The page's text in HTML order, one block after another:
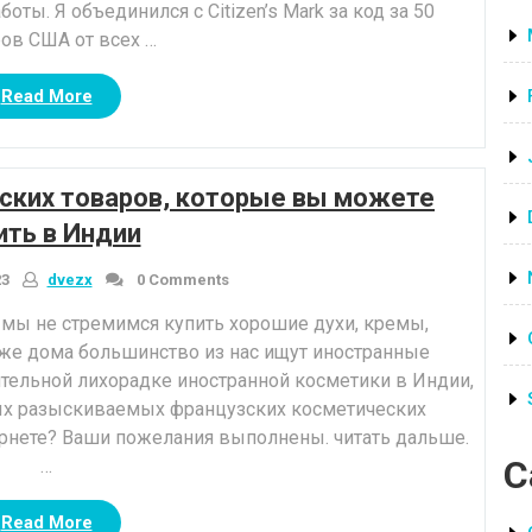
Я объединился с Citizen’s Mark за код за 50
США от всех …
Read More“Рабочее
время”
товаров, которые вы можете
в Индии
dvezx 0 Comments
не стремимся купить хорошие духи, кремы,
дома большинство из нас ищут иностранные
лихорадке иностранной косметики в Индии,
разыскиваемых французских косметических
Ваши пожелания выполнены. читать дальше.
…
Read More“15